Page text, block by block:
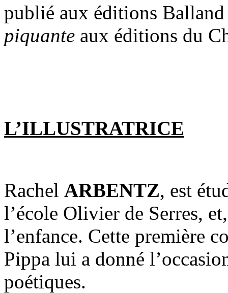
publié aux éditions
piquante aux éditions du
L’ILLUSTRATRICE
Rachel ARBENTZ, est
l’école Olivier de Serres,
l’enfance. Cette première
Pippa lui a donné
poétiques.